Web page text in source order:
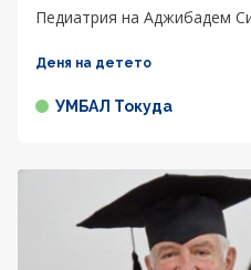
Педиатрия на Аджибадем
Деня на детето
УМБАЛ Токуда